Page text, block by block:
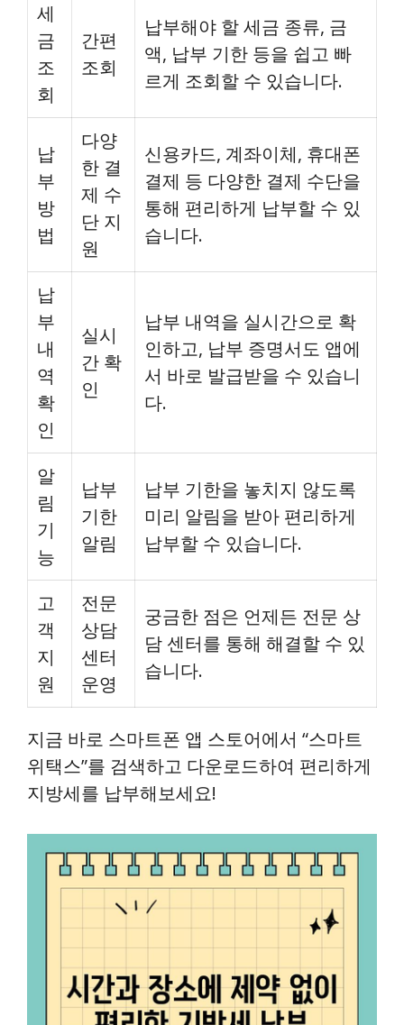
세
금
조
회
간편
조회
납부해야 할 세금 종류, 금
액, 납부 기한 등을 쉽고 빠
르게 조회할 수 있습니다.
납
부
방
법
다양
한 결
제 수
단 지
원
신용카드, 계좌이체, 휴대폰
결제 등 다양한 결제 수단을
통해 편리하게 납부할 수 있
습니다.
납
부
내
역
확
인
실시
간 확
인
납부 내역을 실시간으로 확
인하고, 납부 증명서도 앱에
서 바로 발급받을 수 있습니
다.
알
림
기
능
납부
기한
알림
납부 기한을 놓치지 않도록
미리 알림을 받아 편리하게
납부할 수 있습니다.
고
객
지
원
전문
상담
센터
운영
궁금한 점은 언제든 전문 상
담 센터를 통해 해결할 수 있
습니다.
지금 바로 스마트폰 앱 스토어에서 “스마트
위택스”를 검색하고 다운로드하여 편리하게
지방세를 납부해보세요!